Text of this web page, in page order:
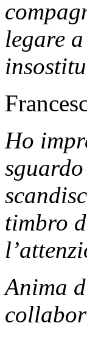
legare
Ho
timbro
Anima